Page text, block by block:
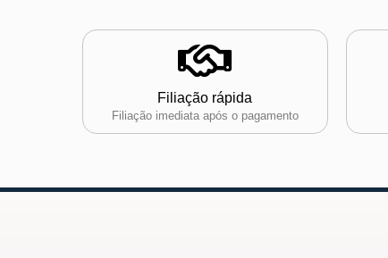
Filiação rápida
Filiação imediata após o pagamento